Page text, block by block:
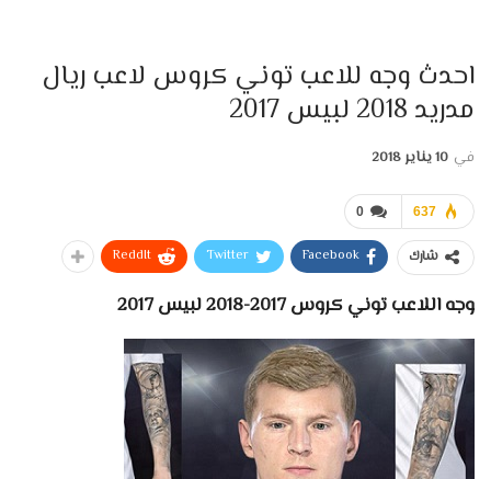
احدث وجه للاعب توني كروس لاعب ريال
مدريد 2018 لبيس 2017
في 10 يناير 2018
0 637
شارك Facebook
Twitter
ReddIt
وجه اللاعب توني كروس 2017-2018 لبيس 2017